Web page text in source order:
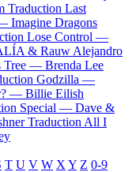
Traduction Last
Imagine Dragons
Lose Control —
& Rauw Alejandro
Tree — Brenda Lee
Godzilla —
— Billie Eilish
Special — Dave &
Traduction All I
T U V W X Y Z 0-9